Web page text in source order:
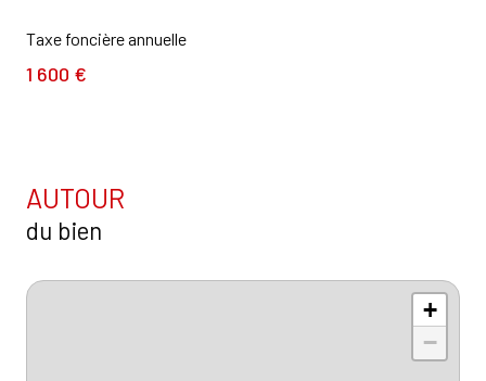
Taxe foncière annuelle
1 600 €
AUTOUR
du bien
+
−